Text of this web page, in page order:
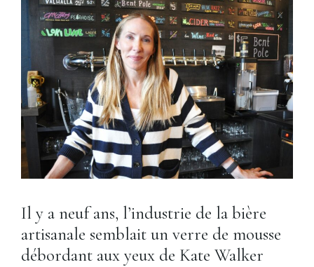
Il y a neuf ans, l’industrie de la bière
artisanale semblait un verre de mousse
débordant aux yeux de Kate Walker